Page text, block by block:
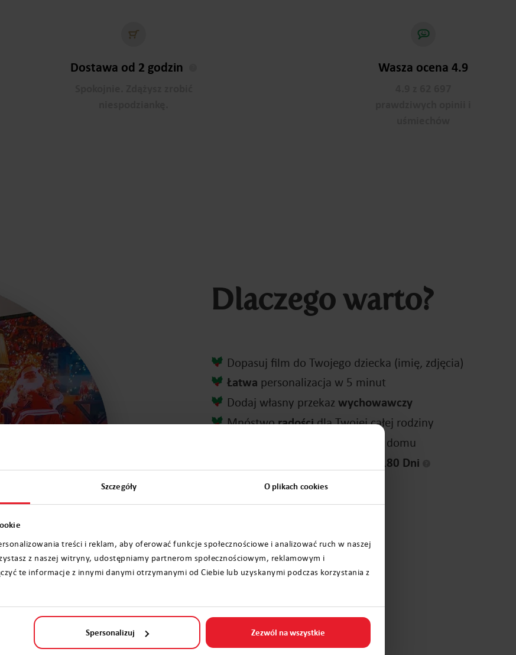
Szczegóły O plikach cookies
treści i reklam, aby oferować funkcje społecznościowe i analizować ruch w naszej
z naszej witryny, udostępniamy partnerom społecznościowym, reklamowym i
te informacje z innymi danymi otrzymanymi od Ciebie lub uzyskanymi podczas korzystania z
Spersonalizuj Zezwól na wszystkie
Dostawa od 2 godzin Wasza ocena 4.9
Dlaczego warto?
Dopasuj film do Twojego dziecka (imię, zdjęcia)
Łatwa personalizacja w 5 minut
Dodaj własny przekaz wychowawczy
Mnóstworadościdla Twojej całej rodziny
bez wychodzenia z domu
Gwarancją 180 Dni
Jak to działa?